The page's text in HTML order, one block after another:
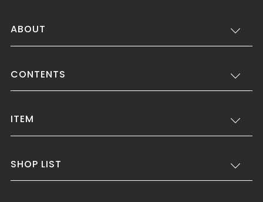
ABOUT
CONTENTS
ITEM
SHOP LIST